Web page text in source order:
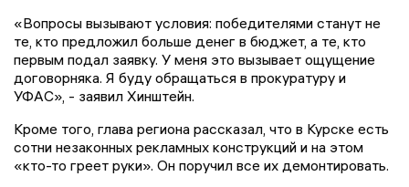
«Вопросы вызывают условия: победителями станут не
те, кто предложил больше денег в бюджет, а те, кто
первым подал заявку. У меня это вызывает ощущение
договорняка. Я буду обращаться в прокуратуру и
УФАС», - заявил Хинштейн.
Кроме того, глава региона рассказал, что в Курске есть
сотни незаконных рекламных конструкций и на этом
«кто-то греет руки». Он поручил все их демонтировать.